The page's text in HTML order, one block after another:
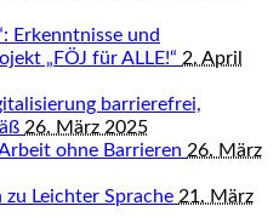
Erkenntnisse und
„FÖJ für ALLE!“ 2. April
barrierefrei,
26. März 2025
ohne Barrieren 26. März
Leichter Sprache 21. März